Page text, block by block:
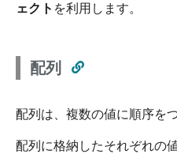
ェクト を利用します。
配列
配列は、複数の値に順序を
配列に格納したそれぞれの